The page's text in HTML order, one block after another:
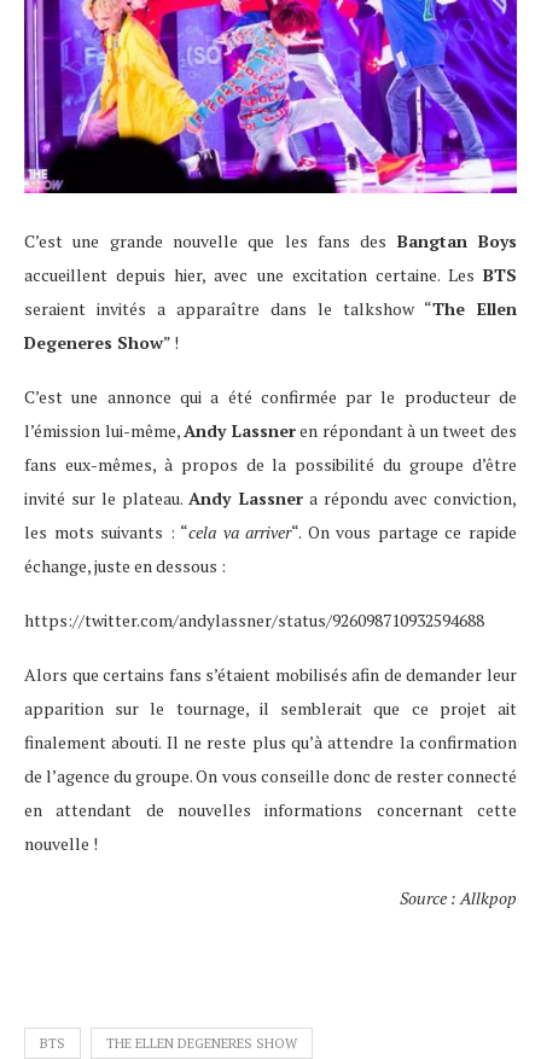
C’est une grande nouvelle que les fans des Bangtan Boys
accueillent depuis hier, avec une excitation certaine. Les BTS
seraient invités a apparaître dans le talkshow “The Ellen
Degeneres Show” !
C’est une annonce qui a été confirmée par le producteur de
l’émission lui-même,Andy Lassneren répondant à un tweet des
fans eux-mêmes, à propos de la possibilité du groupe d’être
invité sur le plateau.Andy Lassnera répondu avec conviction,
les mots suivants : “cela va arriver“. On vous partage ce rapide
échange, juste en dessous :
https://twitter.com/andylassner/status/926098710932594688
Alors que certains fans s’étaient mobilisés afin de demander leur
apparition sur le tournage, il semblerait que ce projet ait
finalement abouti. Il ne reste plus qu’à attendre la confirmation
de l’agence du groupe. On vous conseille donc de rester connecté
en attendant de nouvelles informations concernant cette
nouvelle !
Source : Allkpop
BTS THE ELLEN DEGENERES SHOW